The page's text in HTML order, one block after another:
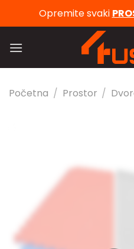
Opremite svaki
Početna / Prostor /